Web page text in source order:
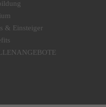
& Einsteiger